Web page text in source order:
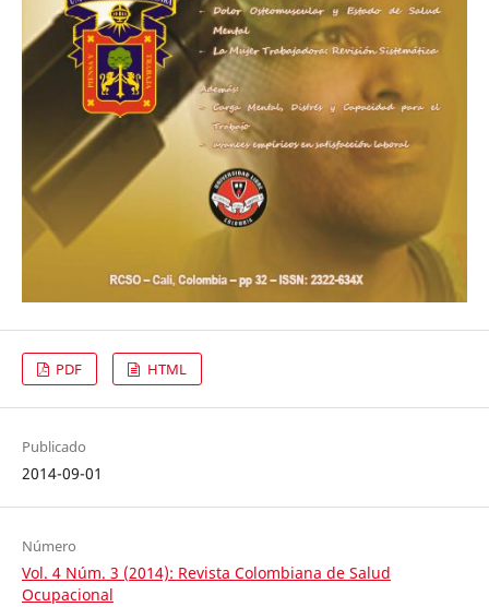
PDF HTML
Publicado
2014-09-01
Número
Vol. 4 Núm. 3 (2014): Revista Colombiana de Salud
Ocupacional